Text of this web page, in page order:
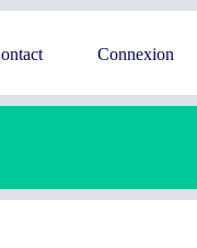
Connexion